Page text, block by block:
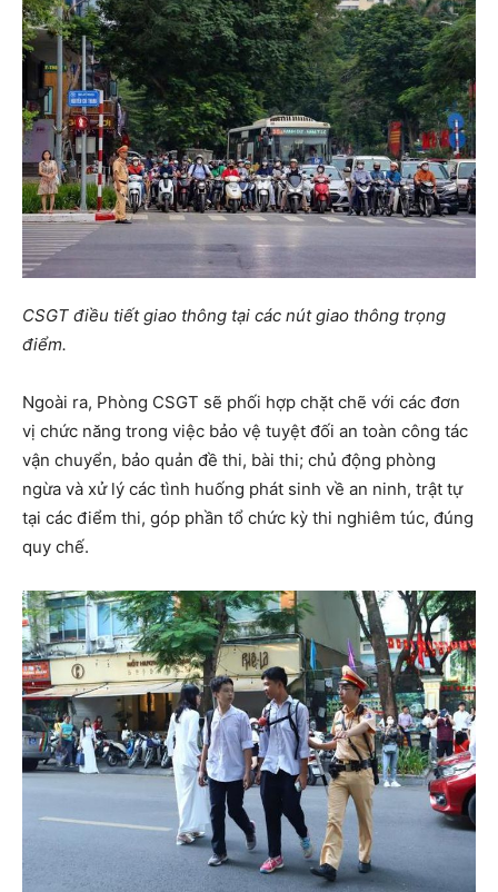
CSGT điều tiết giao thông tại các nút giao thông trọng
điểm.
Ngoài ra, Phòng CSGT sẽ phối hợp chặt chẽ với các đơn
vị chức năng trong việc bảo vệ tuyệt đối an toàn công tác
vận chuyển, bảo quản đề thi, bài thi; chủ động phòng
ngừa và xử lý các tình huống phát sinh về an ninh, trật tự
tại các điểm thi, góp phần tổ chức kỳ thi nghiêm túc, đúng
quy chế.